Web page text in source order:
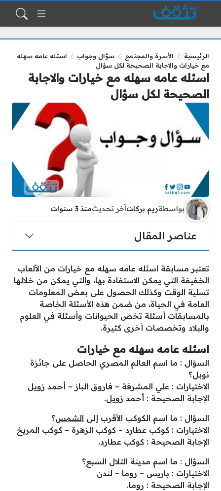
الرئيسية الأسرة والمجتمع سؤال وجواب
اسئله عامه سهله
مع خيارات والاجابة الصحيحة لكل سؤال
اسئله عامه سهله مع خيارات والاجابة
الصحيحة لكل سؤال
بواسطةريم بركاتآخر تحديثمنذ 3 سنوات
عناصر المقال
تعتبر مسابقة اسئله عامه سهله مع خيارات من الألعاب
الخفيفة التي يمكن الاستفادة بها، والتي يمكن من خلالها
تسلية الوقت وكذلك الحصول على بعض المعلومات
العامة في الحياة، من ضمن هذه الأسئلة الخاصة
بالمسابقات أسئلة تخص الحيوانات وأسئلة في العلوم
والبلاد وتخصصات أخرى كثيرة.
اسئله عامه سهله مع خيارات
السؤال : ما اسم العالم المصري الحاصل على جائزة
نوبل؟
الاختيارات : علي المشرفة – فاروق الباز – أحمد زويل
الإجابة الصحيحة : أحمد زويل.
السؤال : ما اسم الكوكب الأقرب إلى الشمس؟
الاختيارات : كوكب عطارد – كوكب الزهرة – كوكب المريخ
الإجابة الصحيحة : كوكب عطارد.
السؤال : ما اسم مدينة التلال السبع؟
الاختيارات : باريس – روما – لندن
الإجابة الصحيحة : روما.